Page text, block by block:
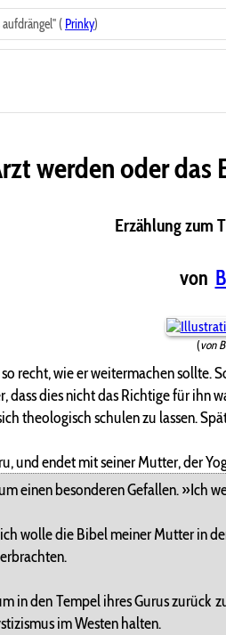
( Prinky)
werden oder das
Erzählung zum
von
(von
recht, wie er weitermachen
dies nicht das Richtige für ihn
theologisch schulen zu lassen.
und endet mit seiner Mutter, der
einen besonderen Gefallen. »Ich
wolle die Bibel meiner Mutter in
in den Tempel ihres Gurus
im Westen halten.